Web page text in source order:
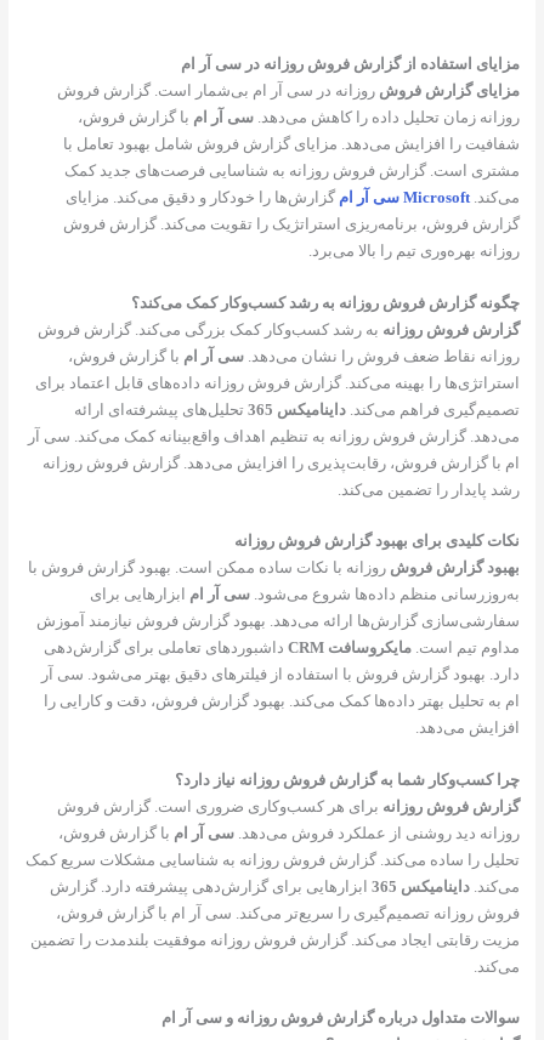
مزایای استفاده از گزارش فروش روزانه در سی آر ام
مزایای گزارش فروش روزانه در سی آر ام بی‌شمار است. گزارش فروش
روزانه زمان تحلیل داده را کاهش می‌دهد. سی آر ام با گزارش فروش،
شفافیت را افزایش می‌دهد. مزایای گزارش فروش شامل بهبود تعامل با
مشتری است. گزارش فروش روزانه به شناسایی فرصت‌های جدید کمک
می‌کند.Microsoft سی آر ام
گزارش‌ها را خودکار و دقیق می‌کند. مزایای
گزارش فروش، برنامه‌ریزی استراتژیک را تقویت می‌کند. گزارش فروش
روزانه بهره‌وری تیم را بالا می‌برد.
چگونه گزارش فروش روزانه به رشد کسب‌وکار کمک می‌کند؟
گزارش فروش روزانه به رشد کسب‌وکار کمک بزرگی می‌کند. گزارش فروش
روزانه نقاط ضعف فروش را نشان می‌دهد. سی آر ام با گزارش فروش،
استراتژی‌ها را بهینه می‌کند. گزارش فروش روزانه داده‌های قابل اعتماد برای
تصمیم‌گیری فراهم می‌کند. داینامیکس 365
تحلیل‌های پیشرفته‌ای ارائه
می‌دهد. گزارش فروش روزانه به تنظیم اهداف واقع‌بینانه کمک می‌کند. سی آر
ام با گزارش فروش، رقابت‌پذیری را افزایش می‌دهد. گزارش فروش روزانه
رشد پایدار را تضمین می‌کند.
نکات کلیدی برای بهبود گزارش فروش روزانه
بهبود گزارش فروش روزانه با نکات ساده ممکن است. بهبود گزارش فروش با
به‌روزرسانی منظم داده‌ها شروع می‌شود. سی آر ام ابزارهایی برای
سفارشی‌سازی گزارش‌ها ارائه می‌دهد. بهبود گزارش فروش نیازمند آموزش
مداوم تیم است. مایکروسافت CRM
داشبوردهای تعاملی برای گزارش‌دهی
دارد. بهبود گزارش فروش با استفاده از فیلترهای دقیق بهتر می‌شود. سی آر
ام به تحلیل بهتر داده‌ها کمک می‌کند. بهبود گزارش فروش، دقت و کارایی را
افزایش می‌دهد.
چرا کسب‌وکار شما به گزارش فروش روزانه نیاز دارد؟
گزارش فروش روزانه برای هر کسب‌وکاری ضروری است. گزارش فروش
روزانه دید روشنی از عملکرد فروش می‌دهد. سی آر ام با گزارش فروش،
تحلیل را ساده می‌کند. گزارش فروش روزانه به شناسایی مشکلات سریع کمک
می‌کند. داینامیکس 365
ابزارهایی برای گزارش‌دهی پیشرفته دارد. گزارش
فروش روزانه تصمیم‌گیری را سریع‌تر می‌کند. سی آر ام با گزارش فروش،
مزیت رقابتی ایجاد می‌کند. گزارش فروش روزانه موفقیت بلندمدت را تضمین
می‌کند.
سوالات متداول درباره گزارش فروش روزانه و سی آر ام